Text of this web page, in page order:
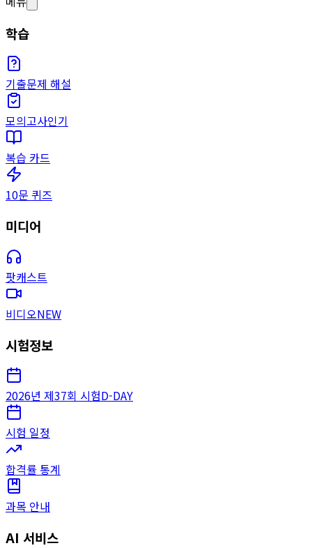
학습
기출문제 해설
모의고사인기
복습 카드
10문 퀴즈
미디어
팟캐스트
비디오NEW
시험정보
2026년 제37회 시험D-DAY
시험 일정
합격률 통계
과목 안내
AI 서비스